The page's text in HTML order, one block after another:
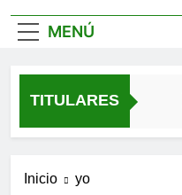
MENÚ
TITULARES
Inicio yo